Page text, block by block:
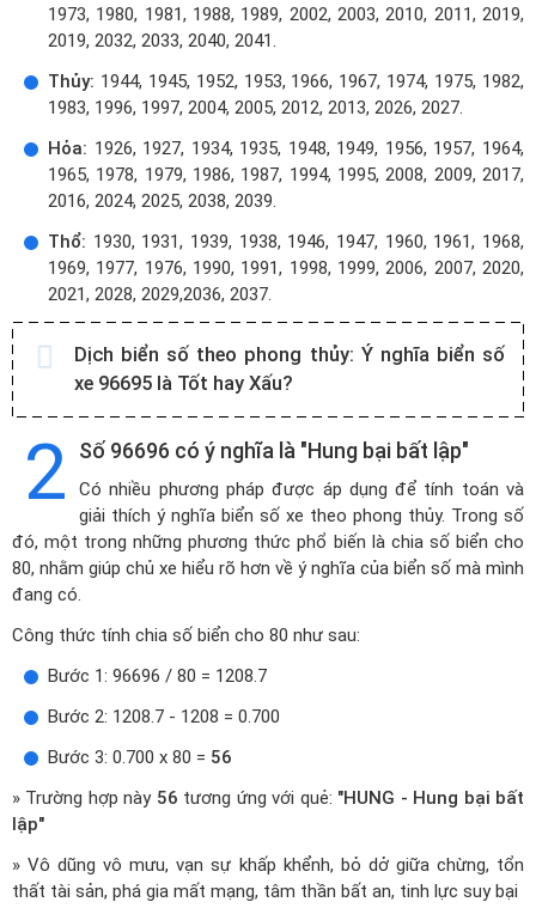
1973, 1980, 1981, 1988, 1989, 2002, 2003, 2010, 2011, 2019,
2019, 2032, 2033, 2040, 2041.
Thủy: 1944, 1945, 1952, 1953, 1966, 1967, 1974, 1975, 1982,
1983, 1996, 1997, 2004, 2005, 2012, 2013, 2026, 2027.
Hỏa: 1926, 1927, 1934, 1935, 1948, 1949, 1956, 1957, 1964,
1965, 1978, 1979, 1986, 1987, 1994, 1995, 2008, 2009, 2017,
2016, 2024, 2025, 2038, 2039.
Thổ: 1930, 1931, 1939, 1938, 1946, 1947, 1960, 1961, 1968,
1969, 1977, 1976, 1990, 1991, 1998, 1999, 2006, 2007, 2020,
2021, 2028, 2029,2036, 2037.
Dịch biển số theo phong thủy: Ý nghĩa biển số
xe 96695 là Tốt hay Xấu?
2 Số 96696 có ý nghĩa là "Hung bại bất lập"
Có nhiều phương pháp được áp dụng để tính toán và
giải thích ý nghĩa biển số xe theo phong thủy. Trong số
đó, một trong những phương thức phổ biến là chia số biển cho
80, nhằm giúp chủ xe hiểu rõ hơn về ý nghĩa của biển số mà mình
đang có.
Công thức tính chia số biển cho 80 như sau:
Bước 1: 96696 / 80 = 1208.7
Bước 2: 1208.7 - 1208 = 0.700
Bước 3: 0.700 x 80 = 56
» Trường hợp này 56 tương ứng với quẻ: "HUNG - Hung bại bất
lập"
» Vô dũng vô mưu, vạn sự khấp khểnh, bỏ dở giữa chừng, tổn
thất tài sản, phá gia mất mạng, tâm thần bất an, tinh lực suy bại